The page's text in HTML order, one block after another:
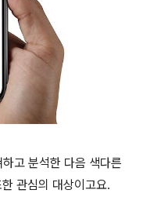
고 분석한 다음 색다른
관심의 대상이고요.